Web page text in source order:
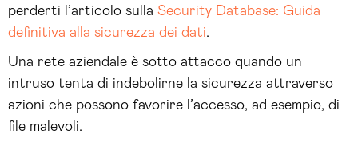
perderti l’articolo sulla Security Database: Guida
definitiva alla sicurezza dei dati.
Una rete aziendale è sotto attacco quando un
intruso tenta di indebolirne la sicurezza attraverso
azioni che possono favorire l’accesso, ad esempio, di
file malevoli.